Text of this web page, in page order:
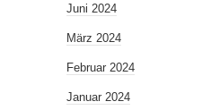
Juni 2024
März 2024
Februar 2024
Januar 2024